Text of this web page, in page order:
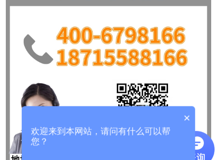
×
欢迎来到本网站，请问有什么可以帮
您？